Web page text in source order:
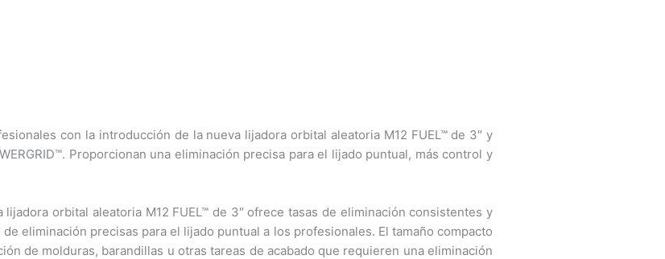
con la introducción de la nueva lijadora orbital aleatoria M12 FUEL™ de 3″ y
Proporcionan una eliminación precisa para el lijado puntual, más control y
orbital aleatoria M12 FUEL™ de 3″ ofrece tasas de eliminación consistentes y
eliminación precisas para el lijado puntual a los profesionales. El tamaño compacto
de molduras, barandillas u otras tareas de acabado que requieren una eliminación